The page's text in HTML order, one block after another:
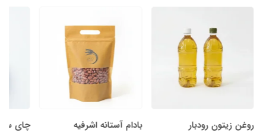
روغن زیتون رودبار بادام آستانه اشرفیه چای